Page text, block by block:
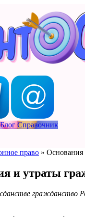
Блог Справочник
право » Основания
и утраты
гражданство